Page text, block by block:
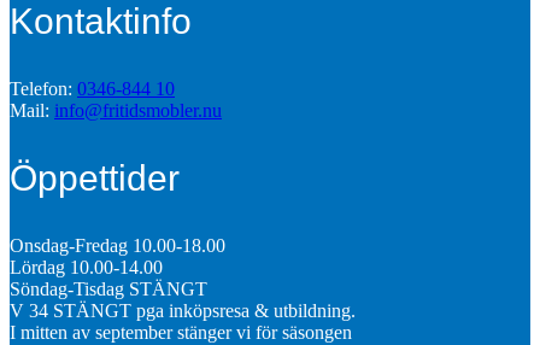
Kontaktinfo
Telefon: 0346-844 10
Mail: info@fritidsmobler.nu
Öppettider
Onsdag-Fredag 10.00-18.00
Lördag 10.00-14.00
Söndag-Tisdag STÄNGT
V 34 STÄNGT pga inköpsresa & utbildning.
I mitten av september stänger vi för säsongen